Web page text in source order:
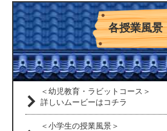
各授業風景
＜幼児教育・ラビットコース＞
詳しいムービーはコチラ
＜小学生の授業風景＞